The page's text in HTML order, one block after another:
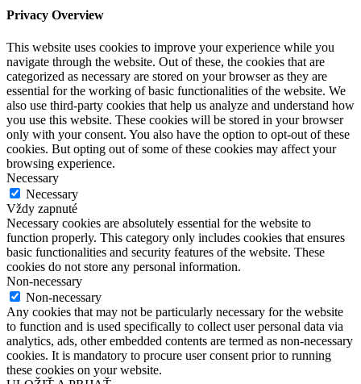
Privacy Overview
This website uses cookies to improve your experience while you
navigate through the website. Out of these, the cookies that are
categorized as necessary are stored on your browser as they are
essential for the working of basic functionalities of the website. We
also use third-party cookies that help us analyze and understand how
you use this website. These cookies will be stored in your browser
only with your consent. You also have the option to opt-out of these
cookies. But opting out of some of these cookies may affect your
browsing experience.
Necessary
Necessary
Vždy zapnuté
Necessary cookies are absolutely essential for the website to
function properly. This category only includes cookies that ensures
basic functionalities and security features of the website. These
cookies do not store any personal information.
Non-necessary
Non-necessary
Any cookies that may not be particularly necessary for the website
to function and is used specifically to collect user personal data via
analytics, ads, other embedded contents are termed as non-necessary
cookies. It is mandatory to procure user consent prior to running
these cookies on your website.